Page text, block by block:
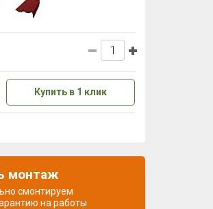
Купить в 1 клик
монтаж
смонтируем
на работы